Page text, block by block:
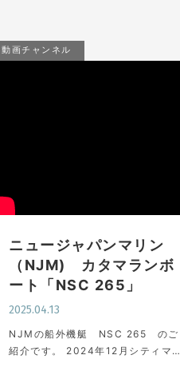
動画チャンネル
ニュージャパンマリン
（NJM) カタマランボ
ート「NSC 265」
2025.04.13
NJMの船外機艇 NSC 265 のご
紹介です。 2024年12月シティマリ